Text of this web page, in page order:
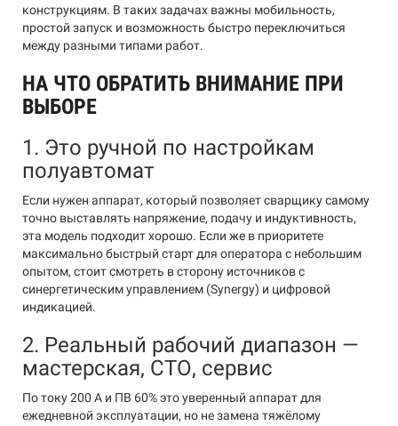
конструкциям. В таких задачах важны мобильность,
простой запуск и возможность быстро переключиться
между разными типами работ.
НА ЧТО ОБРАТИТЬ ВНИМАНИЕ ПРИ
ВЫБОРЕ
1. Это ручной по настройкам
полуавтомат
Если нужен аппарат, который позволяет сварщику самому
точно выставлять напряжение, подачу и индуктивность,
эта модель подходит хорошо. Если же в приоритете
максимально быстрый старт для оператора с небольшим
опытом, стоит смотреть в сторону источников с
синергетическим управлением (Synergy) и цифровой
индикацией.
2. Реальный рабочий диапазон —
мастерская, СТО, сервис
По току 200 А и ПВ 60% это уверенный аппарат для
ежедневной эксплуатации, но не замена тяжёлому